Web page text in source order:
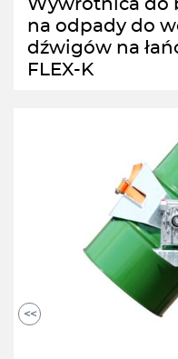
Wywrotnica do
na odpady do
dźwigów na
FLEX-K
<<